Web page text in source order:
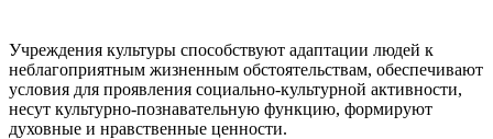
Учреждения культуры способствуют адаптации людей к
неблагоприятным жизненным обстоятельствам, обеспечивают
условия для проявления социально-культурной активности,
несут культурно-познавательную функцию, формируют
духовные и нравственные ценности.